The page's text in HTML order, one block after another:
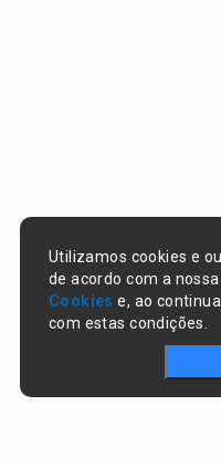
Utilizamos cookies e
de acordo com a
Cookies e, ao
com estas condições.